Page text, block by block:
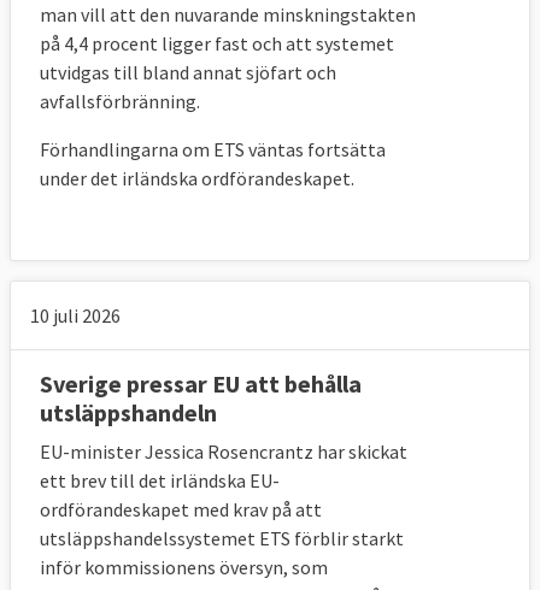
man vill att den nuvarande minskningstakten
på 4,4 procent ligger fast och att systemet
utvidgas till bland annat sjöfart och
avfallsförbränning.
Förhandlingarna om ETS väntas fortsätta
under det irländska ordförandeskapet.
10 juli 2026
Sverige pressar EU att behålla
utsläppshandeln
EU-minister Jessica Rosencrantz har skickat
ett brev till det irländska EU-
ordförandeskapet med krav på att
utsläppshandelssystemet ETS förblir starkt
inför kommissionens översyn, som